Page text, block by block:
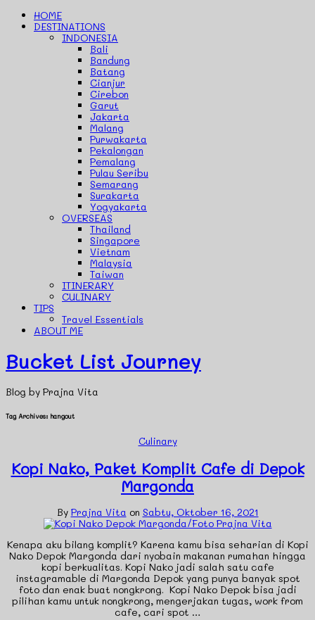
HOME
DESTINATIONS
INDONESIA
Bali
Bandung
Batang
Cianjur
Cirebon
Garut
Jakarta
Malang
Purwakarta
Pekalongan
Pemalang
Pulau Seribu
Semarang
Surakarta
Yogyakarta
OVERSEAS
Thailand
Singapore
Vietnam
Malaysia
Taiwan
ITINERARY
CULINARY
TIPS
Travel Essentials
ABOUT ME
Bucket List Journey
Blog by Prajna Vita
Tag Archives: hangout
Culinary
Kopi Nako, Paket Komplit Cafe di Depok
Margonda
By Prajna Vita on Sabtu, Oktober 16, 2021
Kenapa aku bilang komplit? Karena kamu bisa seharian di Kopi
Nako Depok Margonda dari nyobain makanan rumahan hingga
kopi berkualitas. Kopi Nako jadi salah satu cafe
instagramable di Margonda Depok yang punya banyak spot
foto dan enak buat nongkrong. Kopi Nako Depok bisa jadi
pilihan kamu untuk nongkrong, mengerjakan tugas, work from
cafe, cari spot …